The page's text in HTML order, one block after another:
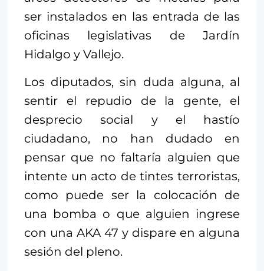
ser instalados en las entrada de las
oficinas legislativas de Jardín
Hidalgo y Vallejo.
Los diputados, sin duda alguna, al
sentir el repudio de la gente, el
desprecio social y el hastío
ciudadano, no han dudado en
pensar que no faltaría alguien que
intente un acto de tintes terroristas,
como puede ser la colocación de
una bomba o que alguien ingrese
con una AKA 47 y dispare en alguna
sesión del pleno.